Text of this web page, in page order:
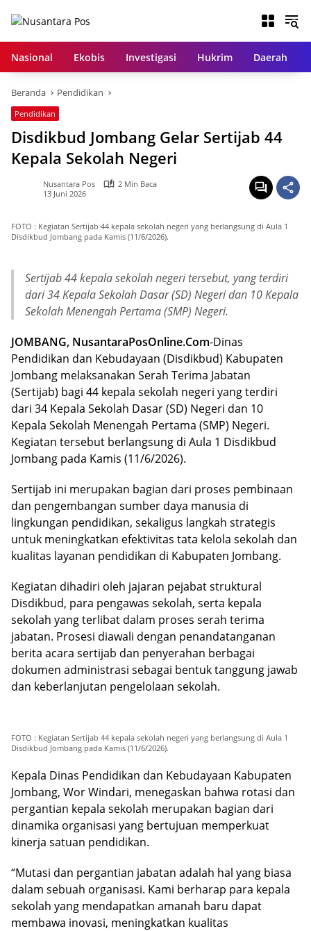
Nasional
Ekobis Investigasi Hukrim Daerah
Beranda Pendidikan
Pendidikan
Disdikbud Jombang Gelar Sertijab 44
Kepala Sekolah Negeri
Nusantara Pos
2 Min Baca
13 Juni 2026
FOTO : Kegiatan Sertijab 44 kepala sekolah negeri yang berlangsung di Aula 1
Disdikbud Jombang pada Kamis (11/6/2026).
Sertijab 44 kepala sekolah negeri tersebut, yang terdiri
dari 34 Kepala Sekolah Dasar (SD) Negeri dan 10 Kepala
Sekolah Menengah Pertama (SMP) Negeri.
JOMBANG, NusantaraPosOnline.Com-Dinas
Pendidikan dan Kebudayaan (Disdikbud) Kabupaten
Jombang melaksanakan Serah Terima Jabatan
(Sertijab) bagi 44 kepala sekolah negeri yang terdiri
dari 34 Kepala Sekolah Dasar (SD) Negeri dan 10
Kepala Sekolah Menengah Pertama (SMP) Negeri.
Kegiatan tersebut berlangsung di Aula 1 Disdikbud
Jombang pada Kamis (11/6/2026).
Sertijab ini merupakan bagian dari proses pembinaan
dan pengembangan sumber daya manusia di
lingkungan pendidikan, sekaligus langkah strategis
untuk meningkatkan efektivitas tata kelola sekolah dan
kualitas layanan pendidikan di Kabupaten Jombang.
Kegiatan dihadiri oleh jajaran pejabat struktural
Disdikbud, para pengawas sekolah, serta kepala
sekolah yang terlibat dalam proses serah terima
jabatan. Prosesi diawali dengan penandatanganan
berita acara sertijab dan penyerahan berbagai
dokumen administrasi sebagai bentuk tanggung jawab
dan keberlanjutan pengelolaan sekolah.
FOTO : Kegiatan Sertijab 44 kepala sekolah negeri yang berlangsung di Aula 1
Disdikbud Jombang pada Kamis (11/6/2026).
Kepala Dinas Pendidikan dan Kebudayaan Kabupaten
Jombang, Wor Windari, menegaskan bahwa rotasi dan
pergantian kepala sekolah merupakan bagian dari
dinamika organisasi yang bertujuan memperkuat
kinerja satuan pendidikan.
“Mutasi dan pergantian jabatan adalah hal yang biasa
dalam sebuah organisasi. Kami berharap para kepala
sekolah yang mendapatkan amanah baru dapat
membawa inovasi, meningkatkan kualitas